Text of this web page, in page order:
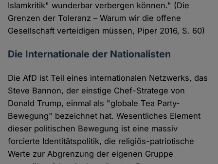
Islamkritik" wunderbar verbergen können." (Die
Grenzen der Toleranz – Warum wir die offene
Gesellschaft verteidigen müssen, Piper 2016, S. 60)
Die Internationale der Nationalisten
Die AfD ist Teil eines internationalen Netzwerks, das
Steve Bannon, der einstige Chef-Stratege von
Donald Trump, einmal als "globale Tea Party-
Bewegung" bezeichnet hat. Wesentliches Element
dieser politischen Bewegung ist eine massiv
forcierte Identitätspolitik, die religiös-patriotische
Werte zur Abgrenzung der eigenen Gruppe